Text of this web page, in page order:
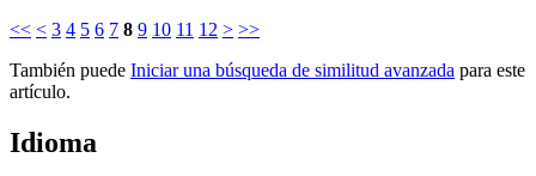
<< < 3 4 5 6 7 8 9 10 11 12 > >>
También puede Iniciar una búsqueda de similitud avanzada para este
artículo.
Idioma